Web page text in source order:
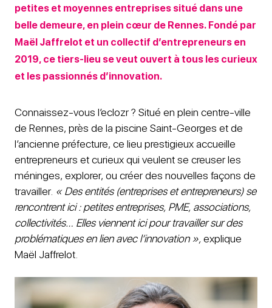
petites et moyennes entreprises situé dans une
belle demeure, en plein cœur de Rennes. Fondé par
Maël Jaffrelot et un collectif d’entrepreneurs en
2019, ce tiers-lieu se veut ouvert à tous les curieux
et les passionnés d’innovation.
Connaissez-vous l’eclozr ? Situé en plein centre-ville
de Rennes, près de la piscine Saint-Georges et de
l’ancienne préfecture, ce lieu prestigieux accueille
entrepreneurs et curieux qui veulent se creuser les
méninges, explorer, ou créer des nouvelles façons de
travailler. « Des entités (entreprises et entrepreneurs) se
rencontrent ici : petites entreprises, PME, associations,
collectivités… Elles viennent ici pour travailler sur des
problématiques en lien avec l’innovation »,explique
Maël Jaffrelot.